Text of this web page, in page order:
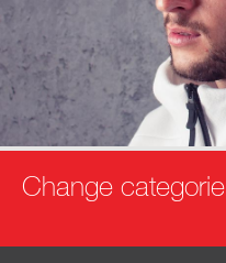
Change categorie